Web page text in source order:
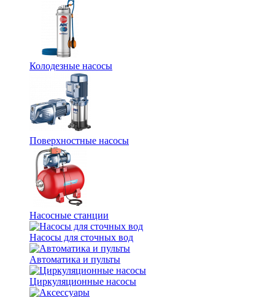
Колодезные насосы
Поверхностные насосы
Насосные станции
Насосы для сточных вод
Автоматика и пульты
Циркуляционные насосы